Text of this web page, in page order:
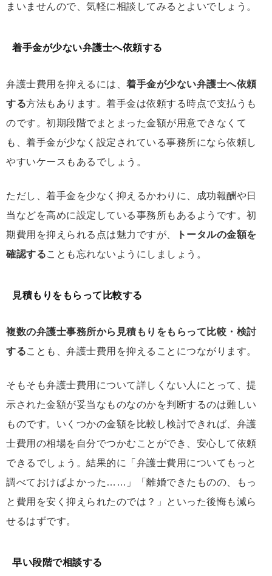
まいませんので、気軽に相談してみるとよいでしょう。
着手金が少ない弁護士へ依頼する
弁護士費用を抑えるには、 着手金が少ない弁護士へ依頼
する方法もあります。着手金は依頼する時点で支払うも
のです。初期段階でまとまった金額が用意できなくて
も、着手金が少なく設定されている事務所になら依頼し
やすいケースもあるでしょう。
ただし、着手金を少なく抑えるかわりに、成功報酬や日
当などを高めに設定している事務所もあるようです。初
期費用を抑えられる点は魅力ですが、
トータルの金額を
確認することも忘れないようにしましょう。
見積もりをもらって比較する
複数の弁護士事務所から見積もりをもらって比較・検討
することも、弁護士費用を抑えることにつながります。
そもそも弁護士費用について詳しくない人にとって、提
示された金額が妥当なものなのかを判断するのは難しい
ものです。いくつかの金額を比較し検討できれば、弁護
士費用の相場を自分でつかむことができ、安心して依頼
できるでしょう。結果的に「弁護士費用についてもっと
調べておけばよかった……」「離婚できたものの、もっ
と費用を安く抑えられたのでは？」といった後悔も減ら
せるはずです。
早い段階で相談する